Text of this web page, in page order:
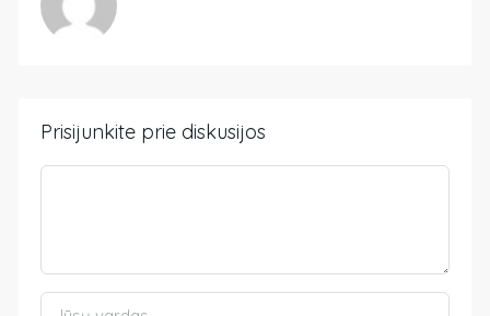
Prisijunkite prie diskusijos